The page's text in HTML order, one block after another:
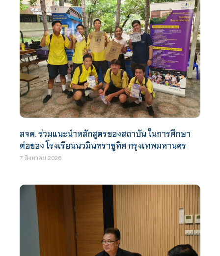
สจด. ร่วมแนะนำหลักสูตรของสถาบัน ในการศึกษา
ต่อของ โรงเรียนนวมินทราชูทิศ กรุงเทพมหานคร
7 สิงหาคม 2026